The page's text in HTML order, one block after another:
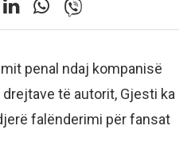
penal ndaj kompanisë
të autorit, Gjesti ka
falënderimi për fansat